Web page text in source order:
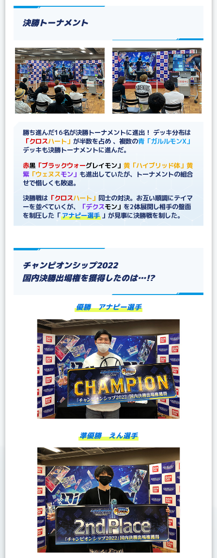
決勝トーナメント
勝ち進んだ16名が決勝トーナメントに進出！ デッキ分布は
「クロスハート」が半数を占め 、複数の青 「ガルルモンX」
デッキも決勝トーナメントに進んだ。
赤黒 「ブラックウォーグレイモン」黄 「ハイブリッド体」黄
紫 「ウェヌスモン」 も進出していたが、トーナメントの組合
せで惜しくも敗退。
決勝戦は 「クロスハート」 同士の対決。お互い順調にテイマ
ーを並べていくが、
「デクスモン」 を2体展開し相手の盤面
を制圧した「アナピー選手 」が見事に決勝戦を制した。
チャンピオンシップ2022
国内決勝出場権を獲得したのは…!?
優勝 アナピー選手
準優勝 えん選手